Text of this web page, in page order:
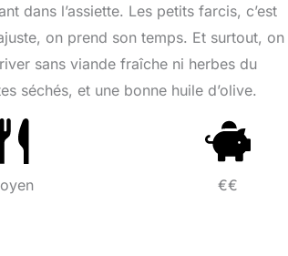
dans l’assiette. Les petits farcis, c’est
on prend son temps. Et surtout, on
sans viande fraîche ni herbes du
séchés, et une bonne huile d’olive.
€€